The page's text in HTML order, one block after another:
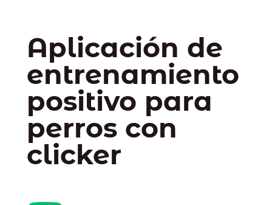
Aplicación de
entrenamiento
positivo para
perros con
clicker